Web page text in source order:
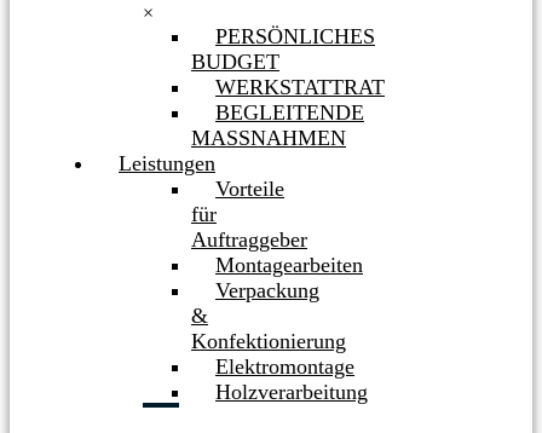
×
PERSÖNLICHES
BUDGET
WERKSTATTRAT
BEGLEITENDE
MASSNAHMEN
Leistungen
Vorteile
für
Auftraggeber
Montagearbeiten
Verpackung
&
Konfektionierung
Elektromontage
Holzverarbeitung